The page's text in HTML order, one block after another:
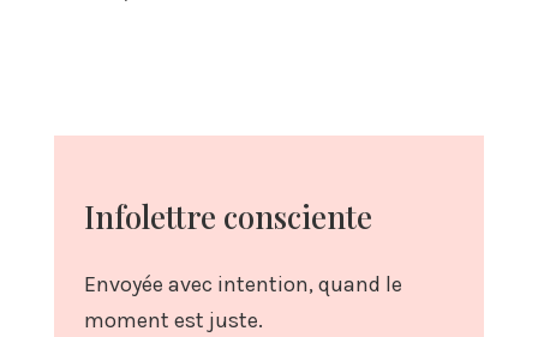
Infolettre consciente
Envoyée avec intention, quand le
moment est juste.